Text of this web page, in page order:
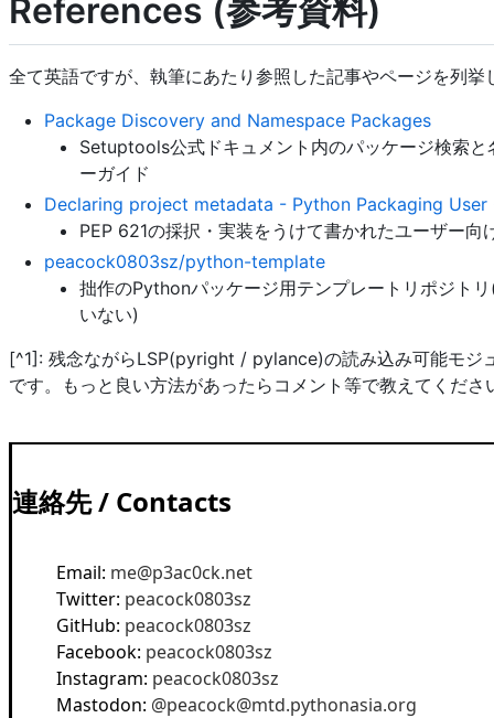
References (参考資料)
全て英語ですが、執筆にあたり参照した記事やページを列挙
Package Discovery and Namespace Packages
Setuptools公式ドキュメント内のパッケージ検索と
ーガイド
Declaring project metadata - Python Packaging User
PEP 621の採択・実装をうけて書かれたユーザー向
peacock0803sz/python-template
拙作のPythonパッケージ用テンプレートリポジト
いない)
[^1]: 残念ながらLSP(pyright / pylance)の読み込み可能モジ
です。もっと良い方法があったらコメント等で教えてくださ
連絡先 / Contacts
Email: me@p3ac0ck.net
Twitter: peacock0803sz
GitHub: peacock0803sz
Facebook: peacock0803sz
Instagram: peacock0803sz
Mastodon: @peacock@mtd.pythonasia.org